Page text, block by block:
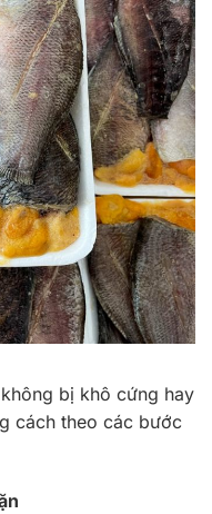
bị khô cứng hay
cách theo các bước